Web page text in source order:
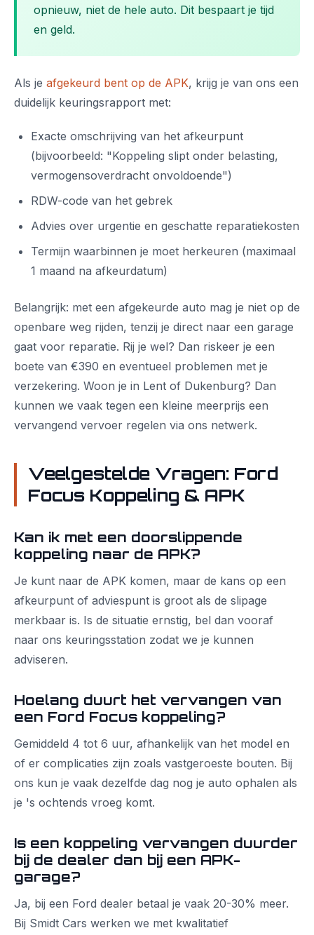
opnieuw, niet de hele auto. Dit bespaart je tijd
en geld.
Als je afgekeurd bent op de APK, krijg je van ons een
duidelijk keuringsrapport met:
Exacte omschrijving van het afkeurpunt
(bijvoorbeeld: "Koppeling slipt onder belasting,
vermogensoverdracht onvoldoende")
RDW-code van het gebrek
Advies over urgentie en geschatte reparatiekosten
Termijn waarbinnen je moet herkeuren (maximaal
1 maand na afkeurdatum)
Belangrijk: met een afgekeurde auto mag je niet op de
openbare weg rijden, tenzij je direct naar een garage
gaat voor reparatie. Rij je wel? Dan riskeer je een
boete van €390 en eventueel problemen met je
verzekering. Woon je in Lent of Dukenburg? Dan
kunnen we vaak tegen een kleine meerprijs een
vervangend vervoer regelen via ons netwerk.
Veelgestelde Vragen: Ford
Focus Koppeling & APK
Kan ik met een doorslippende
koppeling naar de APK?
Je kunt naar de APK komen, maar de kans op een
afkeurpunt of adviespunt is groot als de slipage
merkbaar is. Is de situatie ernstig, bel dan vooraf
naar ons keuringsstation zodat we je kunnen
adviseren.
Hoelang duurt het vervangen van
een Ford Focus koppeling?
Gemiddeld 4 tot 6 uur, afhankelijk van het model en
of er complicaties zijn zoals vastgeroeste bouten. Bij
ons kun je vaak dezelfde dag nog je auto ophalen als
je 's ochtends vroeg komt.
Is een koppeling vervangen duurder
bij de dealer dan bij een APK-
garage?
Ja, bij een Ford dealer betaal je vaak 20-30% meer.
Bij Smidt Cars werken we met kwalitatief